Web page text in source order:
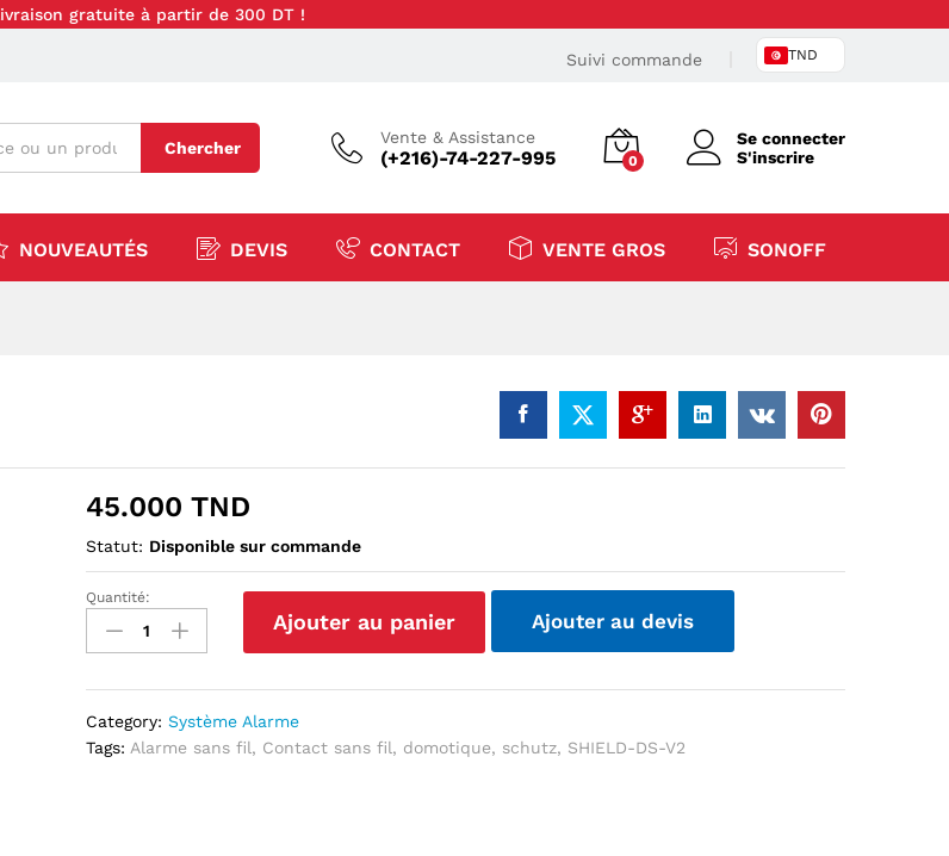
gratuite à partir de 300 DT !
Suivi commande TND
Chercher
Vente & Assistance
(+216)-74-227-995 0
Se connecter
S'inscrire
NOUVEAUTÉS DEVIS CONTACT VENTE GROS SONOFF
45.000TND
Statut: Disponible sur commande
Contact
sans
fil
V2
quantité
Quantité:
Ajouter au panier Ajouter au devis
Category:Système Alarme
Tags:Alarme sans fil, Contact sans fil, domotique, schutz, SHIELD-DS-V2